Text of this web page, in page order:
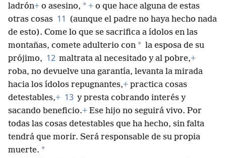
ladrón+ o asesino, * + o que hace alguna de estas
otras cosas 11 (aunque el padre no haya hecho nada
de esto). Come lo que se sacrifica a ídolos en las
montañas, comete adulterio con * la esposa de su
prójimo, 12 maltrata al necesitado y al pobre,+
roba, no devuelve una garantía, levanta la mirada
hacia los ídolos repugnantes,+ practica cosas
detestables,+ 13 y presta cobrando interés y
sacando beneficio.+ Ese hijo no seguirá vivo. Por
todas las cosas detestables que ha hecho, sin falta
tendrá que morir. Será responsable de su propia
muerte. *